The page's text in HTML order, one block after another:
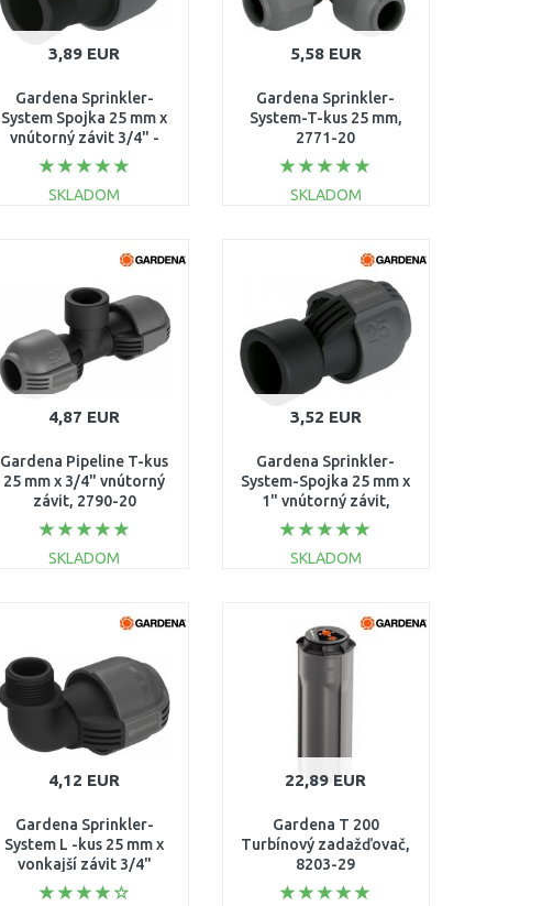
3,89 EUR
Gardena Sprinkler-
System Spojka 25 mm x
vnútorný závit 3/4" -
2761-20
SKLADOM
5,58 EUR
Gardena Sprinkler-
System-T-kus 25 mm,
2771-20
SKLADOM
Porovnať
4,87 EUR
Gardena Pipeline T-kus
25 mm x 3/4" vnútorný
závit, 2790-20
SKLADOM
3,52 EUR
Gardena Sprinkler-
System-Spojka 25 mm x
1" vnútorný závit,
2762-20
SKLADOM
Porovnať
4,12 EUR
Gardena Sprinkler-
System L -kus 25 mm x
vonkajší závit 3/4"
2781-20
22,89 EUR
Gardena T 200
Turbínový zadažďovač,
8203-29